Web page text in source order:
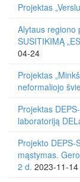
Projektas
Alytaus regiono
SUSITIKIMĄ
04-24
Projektas
neformaliojo
Projektas
laboratoriją
Projekto DEPS-
mąstymas.
2 d. 2023-11-14